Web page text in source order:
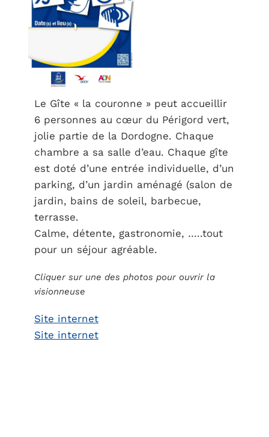
Le Gîte « la couronne » peut accueillir
6 personnes au cœur du Périgord vert,
jolie partie de la Dordogne. Chaque
chambre a sa salle d’eau. Chaque gîte
est doté d’une entrée individuelle, d’un
parking, d’un jardin aménagé (salon de
jardin, bains de soleil, barbecue,
terrasse.
Calme, détente, gastronomie, …..tout
pour un séjour agréable.
Cliquer sur une des photos pour ouvrir la
visionneuse
Site internet
Site internet